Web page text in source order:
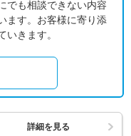
でも相談できない内容
ます。お客様に寄り添
いきます。
詳細を見る